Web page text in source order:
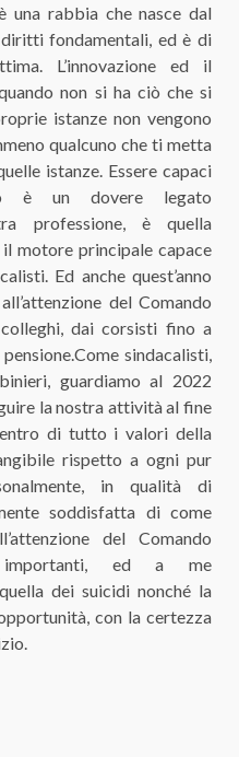
una rabbia che nasce dal
fondamentali, ed è di
L’innovazione ed il
non si ha ciò che si
istanze non vengono
qualcuno che ti metta
istanze. Essere capaci
è un dovere legato
professione, è quella
motore principale capace
Ed anche quest’anno
del Comando
dai corsisti fino a
sindacalisti,
guardiamo al 2022
la nostra attività al fine
di tutto i valori della
rispetto a ogni pur
in qualità di
soddisfatta di come
del Comando
importanti, ed a me
dei suicidi nonché la
con la certezza